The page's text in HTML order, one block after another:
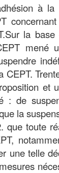
à la
la
mené
et
de
la
que toute
une telle